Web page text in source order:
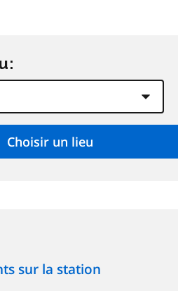
sur la station